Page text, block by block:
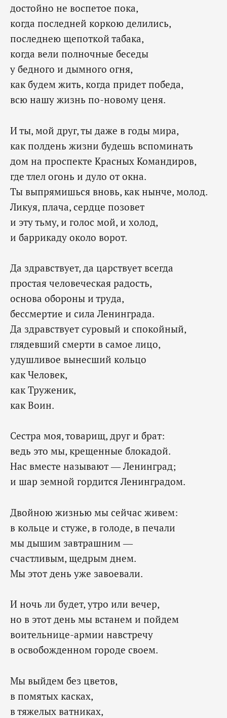
достойно не воспетое пока,
когда последней коркою делились,
последнею щепоткой табака,
когда вели полночные беседы
у бедного и дымного огня,
как будем жить, когда придет победа,
всю нашу жизнь по-новому ценя.
И ты, мой друг, ты даже в годы мира,
как полдень жизни будешь вспоминать
дом на проспекте Красных Командиров,
где тлел огонь и дуло от окна.
Ты выпрямишься вновь, как нынче, молод.
Ликуя, плача, сердце позовет
и эту тьму, и голос мой, и холод,
и баррикаду около ворот.
Да здравствует, да царствует всегда
простая человеческая радость,
основа обороны и труда,
бессмертие и сила Ленинграда.
Да здравствует суровый и спокойный,
глядевший смерти в самое лицо,
удушливое вынесший кольцо
как Человек,
как Труженик,
как Воин.
Сестра моя, товарищ, друг и брат:
ведь это мы, крещенные блокадой.
Нас вместе называют — Ленинград;
и шар земной гордится Ленинградом.
Двойною жизнью мы сейчас живем:
в кольце и стуже, в голоде, в печали
мы дышим завтрашним —
счастливым, щедрым днем.
Мы этот день уже завоевали.
И ночь ли будет, утро или вечер,
но в этот день мы встанем и пойдем
воительнице-армии навстречу
в освобожденном городе своем.
Мы выйдем без цветов,
в помятых касках,
в тяжелых ватниках,